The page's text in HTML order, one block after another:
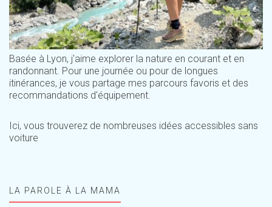
Basée à Lyon, j'aime explorer la nature en courant et en
randonnant. Pour une journée ou pour de longues
itinérances, je vous partage mes parcours favoris et des
recommandations d'équipement.
Ici, vous trouverez de nombreuses idées accessibles sans
voiture
LA PAROLE À LA MAMA